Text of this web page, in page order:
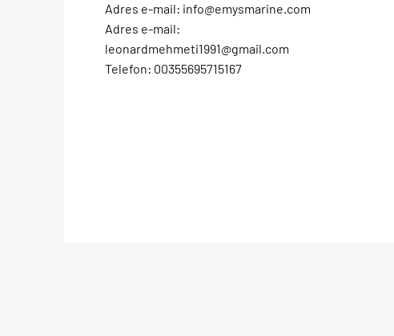
Adres e-mail: info@emysmarine.com
Adres e-mail:
leonardmehmeti1991@gmail.com
Telefon: 00355695715167